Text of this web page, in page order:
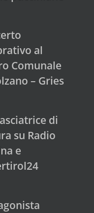
al
Comunale
– Gries
di
su Radio
e